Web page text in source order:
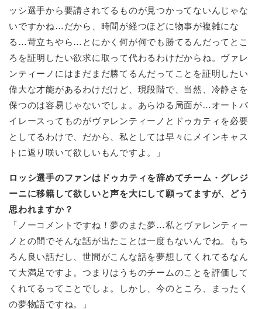
ッシ選手から要請されてるものが見つかってないんじゃな
いですかね…だから、時間が経つほどに物事が複雑にな
る…苛立ちやら…とにかく何が何でも勝てるんだってとこ
ろを証明したい欲求に取って代わるわけだからね。ヴァレ
ンティーノにはまだまだ勝てるんだってことを証明したい
偉大な才能があるわけだけど、現段階で、当然、冷静さを
保つのは容易じゃないでしょ。あらゆる局面が…オートバ
イレースってものがヴァレンティーノとドゥカティを必要
としてるわけで、だから、私としては早々にメインキャス
トに返り咲いて欲しいもんですよ。」
ロッシ選手のファンはドゥカティを辞めてチーム・グレジ
ーニに移籍して欲しいと声を大にして願ってますが、どう
思われますか？
「ノーコメントですね！夢のまた夢…私とヴァレンティー
ノとの間でそんな話が出たことは一度もないんでね。もち
ろん良い話だし、世間がこんな話を夢想してくれてるなん
て大満足ですよ。つまりはうちのチームのことを評価して
くれてるってことでしょ。しかし、今のところ、まったく
の夢物語ですね。」